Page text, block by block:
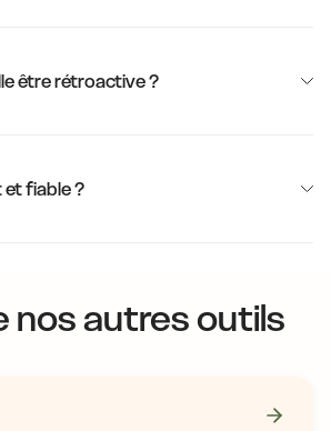
être rétroactive ?
fiable ?
nos autres outils